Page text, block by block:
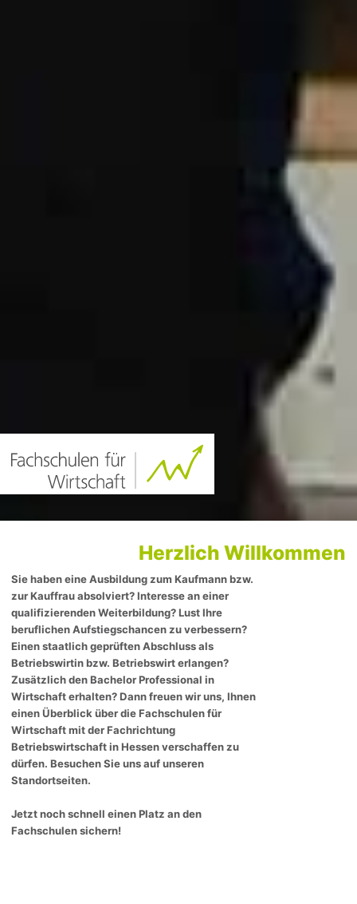
Herzlich Willkommen
Sie haben eine Ausbildung zum Kaufmann bzw.
zur Kauffrau absolviert? Interesse an einer
qualifizierenden Weiterbildung? Lust Ihre
beruflichen Aufstiegschancen zu verbessern?
Einen staatlich geprüften Abschluss als
Betriebswirtin bzw. Betriebswirt erlangen?
Zusätzlich den Bachelor Professional in
Wirtschaft erhalten? Dann freuen wir uns, Ihnen
einen Überblick über die Fachschulen für
Wirtschaft mit der Fachrichtung
Betriebswirtschaft in Hessen verschaffen zu
dürfen. Besuchen Sie uns auf unseren
Standortseiten.
Jetzt noch schnell einen Platz an den
Fachschulen sichern!